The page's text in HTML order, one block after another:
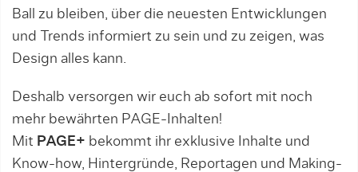
Ball zu bleiben, über die neuesten Entwicklungen
und Trends informiert zu sein und zu zeigen, was
Design alles kann.
Deshalb versorgen wir euch ab sofort mit noch
mehr bewährten PAGE-Inhalten!
Mit PAGE+ bekommt ihr exklusive Inhalte und
Know-how, Hintergründe, Reportagen und Making-